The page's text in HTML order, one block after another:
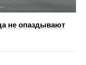
не опаздывают